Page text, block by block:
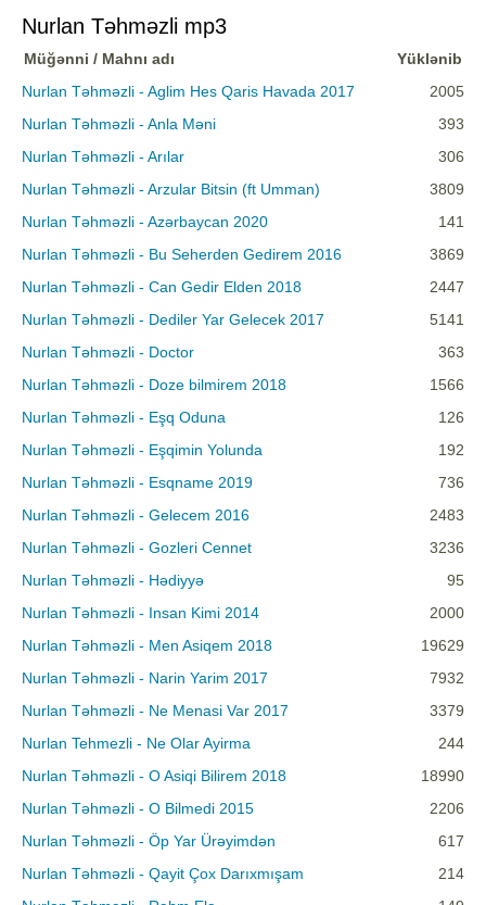
Nurlan Təhməzli mp3
Müğənni / Mahnı adı
Yüklənib
Nurlan Təhməzli - Aglim Hes Qaris Havada 2017
2005
Nurlan Təhməzli - Anla Məni
393
Nurlan Təhməzli - Arılar
306
Nurlan Təhməzli - Arzular Bitsin (ft Umman)
3809
Nurlan Təhməzli - Azərbaycan 2020
141
Nurlan Təhməzli - Bu Seherden Gedirem 2016
3869
Nurlan Təhməzli - Can Gedir Elden 2018
2447
Nurlan Təhməzli - Dediler Yar Gelecek 2017
5141
Nurlan Təhməzli - Doctor
363
Nurlan Təhməzli - Doze bilmirem 2018
1566
Nurlan Təhməzli - Eşq Oduna
126
Nurlan Təhməzli - Eşqimin Yolunda
192
Nurlan Təhməzli - Esqname 2019
736
Nurlan Təhməzli - Gelecem 2016
2483
Nurlan Təhməzli - Gozleri Cennet
3236
Nurlan Təhməzli - Hədiyyə
95
Nurlan Təhməzli - Insan Kimi 2014
2000
Nurlan Təhməzli - Men Asiqem 2018
19629
Nurlan Təhməzli - Narin Yarim 2017
7932
Nurlan Təhməzli - Ne Menasi Var 2017
3379
Nurlan Tehmezli - Ne Olar Ayirma
244
Nurlan Təhməzli - O Asiqi Bilirem 2018
18990
Nurlan Təhməzli - O Bilmedi 2015
2206
Nurlan Təhməzli - Öp Yar Ürəyimdən
617
Nurlan Təhməzli - Qayit Çox Darıxmışam
214